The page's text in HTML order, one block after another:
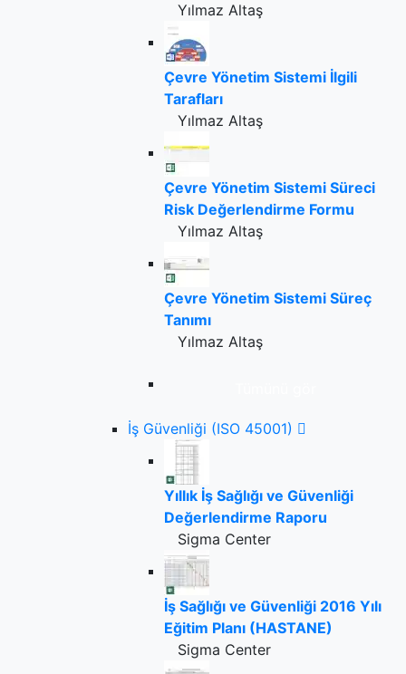
Yılmaz Altaş
Çevre Yönetim Sistemi İlgili
Tarafları
Yılmaz Altaş
Çevre Yönetim Sistemi Süreci
Risk Değerlendirme Formu
Yılmaz Altaş
Çevre Yönetim Sistemi Süreç
Tanımı
Yılmaz Altaş
İş Güvenliği (ISO 45001)
Yıllık İş Sağlığı ve Güvenliği
Değerlendirme Raporu
Sigma Center
İş Sağlığı ve Güvenliği 2016 Yılı
Eğitim Planı (HASTANE)
Sigma Center